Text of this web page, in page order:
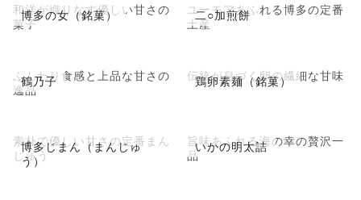
博多の女（銘菓）
和洋が織りなす優しい甘さの
菓子
二○加煎餅
ユーモアあふれる博多の定番
土産
鶴乃子
ふんわり食感と上品な甘さの
逸品
鶏卵素麺（銘菓）
伝統が息づく卵の繊細な甘味
博多じまん（まんじゅ
う）
素朴で優しい甘さの定番まん
じゅう
いかの明太詰
旨味あふれる海の幸の贅沢一
品